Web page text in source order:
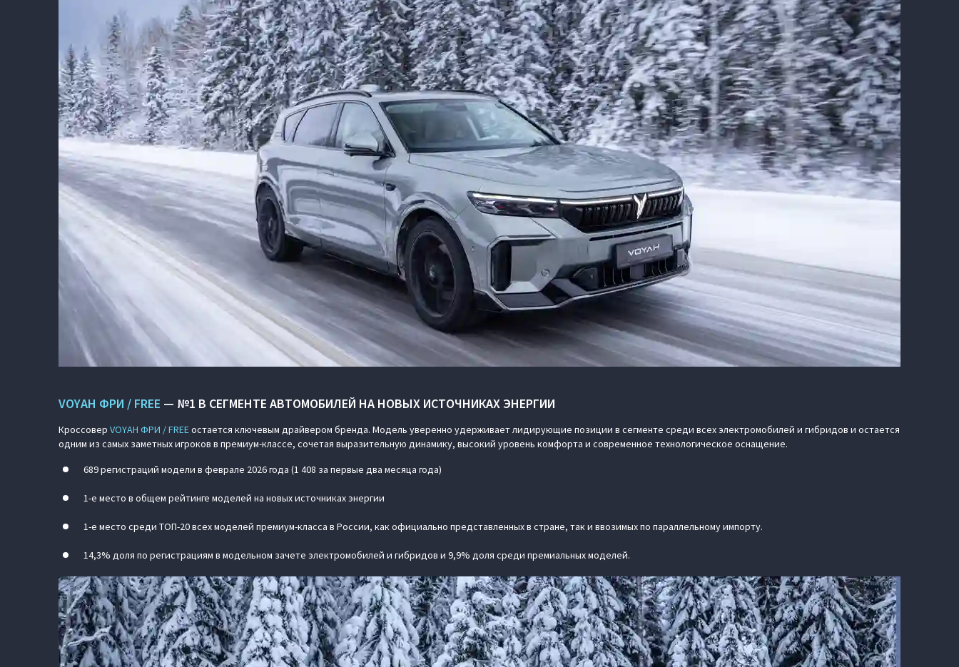
VOYAH ФРИ / FREE — №1 В СЕГМЕНТЕ АВТОМОБИЛЕЙ НА НОВЫХ ИСТОЧНИКАХ ЭНЕРГИИ
Кроссовер VOYAH ФРИ / FREEостается ключевым драйвером бренда. Модель уверенно удерживает лидирующие позиции в сегменте среди всех электромобилей и гибридов и остается
одним из самых заметных игроков в премиум-классе, сочетая выразительную динамику, высокий уровень комфорта и современное технологическое оснащение.
689 регистраций модели в феврале 2026 года (1 408 за первые два месяца года)
1-е место в общем рейтинге моделей на новых источниках энергии
1-е место среди ТОП-20 всех моделей премиум-класса в России, как официально представленных в стране, так и ввозимых по параллельному импорту.
14,3% доля по регистрациям в модельном зачете электромобилей и гибридов и 9,9% доля среди премиальных моделей.